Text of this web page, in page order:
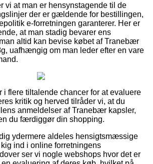
vi at man er hensynstagende til de
der er gældende for bestillingen,
e-forretningen garanterer. Her er
at man stadig bevarer ens
altid kan bevise købet af Tranebær
uafhængig om man leder efter en vare
i flere tiltalende chancer for at evaluere
kritik og herved tilråder vi, at du
anmeldelser af Tranebær kapsler,
du færdiggør din shopping.
ydermere aldeles hensigtsmæssige
ind i online forretningens
ser vi nogle webshops hvor det er